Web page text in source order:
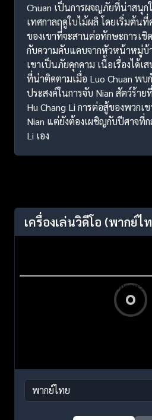
Chuan เป็นการผจญภัยที่น่าสนุก
เทศกาลฤดูใบไม้ผลิ โดยเริ่มต้น
ของเขาที่จะสานต่อทักษะการเชิ
กับความคับแคบจากหัวหน้าหมู่บ้
เขาเป็นภัยคุกคาม เนื้อเรื่องได้
ที่น่าติดตามเมื่อ Luo Chuan พ
ประสงค์ในการจับ Nian สัตว์ร้า
Hu Chang Li การต่อสู้ของพวกเ
Nian แต่ยังต้องเผชิญกับปีศาจที่ก
Li เอง
เครื่องเล่นวิดีโอ (พากย์ไ